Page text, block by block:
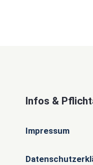
Infos &
Impressum